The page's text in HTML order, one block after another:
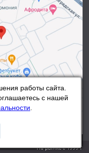
работы сайта.
с нашей
На рынке с 1999 г